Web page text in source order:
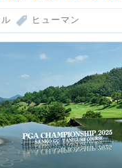
ヒューマン